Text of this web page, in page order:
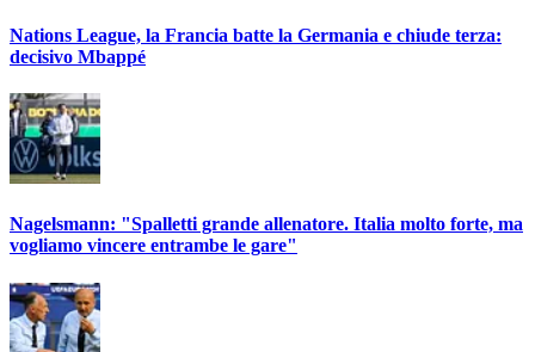
Nations League, la Francia batte la Germania e chiude terza:
decisivo Mbappé
Nagelsmann: "Spalletti grande allenatore. Italia molto forte, ma
vogliamo vincere entrambe le gare"